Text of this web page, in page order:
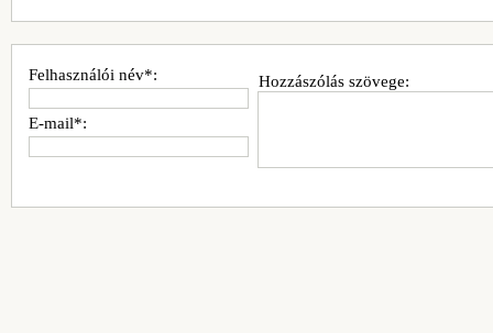
Hozzászólás szövege:
Felhasználói név*:
E-mail*: